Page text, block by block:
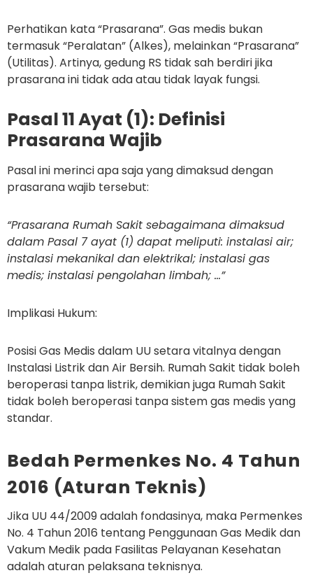
Perhatikan kata“Prasarana”. Gas medis bukan
termasuk “Peralatan” (Alkes), melainkan “Prasarana”
(Utilitas). Artinya, gedung RS tidak sah berdiri jika
prasarana ini tidak ada atau tidak layak fungsi.
Pasal 11 Ayat (1): Definisi
Prasarana Wajib
Pasal ini merinci apa saja yang dimaksud dengan
prasarana wajib tersebut:
“Prasarana Rumah Sakit sebagaimana dimaksud
dalam Pasal 7 ayat (1) dapat meliputi: instalasi air;
instalasi mekanikal dan elektrikal; instalasi gas
medis; instalasi pengolahan limbah; …”
Implikasi Hukum:
Posisi Gas Medis dalam UU setara vitalnya dengan
Instalasi Listrik dan Air Bersih. Rumah Sakit tidak boleh
beroperasi tanpa listrik, demikian juga Rumah Sakit
tidak boleh beroperasi tanpa sistem gas medis yang
standar.
Bedah Permenkes No. 4 Tahun
2016 (Aturan Teknis)
Jika UU 44/2009 adalah fondasinya, maka Permenkes
No. 4 Tahun 2016 tentang Penggunaan Gas Medik dan
Vakum Medik pada Fasilitas Pelayanan Kesehatan
adalah aturan pelaksana teknisnya.